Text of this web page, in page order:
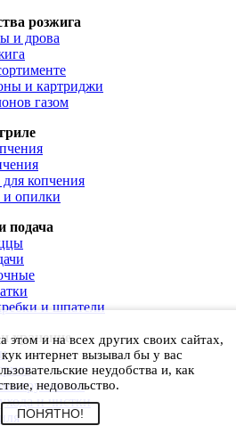
розжига
и дрова
и картриджи
газом
копчения
опилки
подача
и шпатели
хранение
и чистки
этом и на всех других своих сайтах,
интернет вызывал бы у вас
неудобства и, как
недовольство.
ПОНЯТНО!